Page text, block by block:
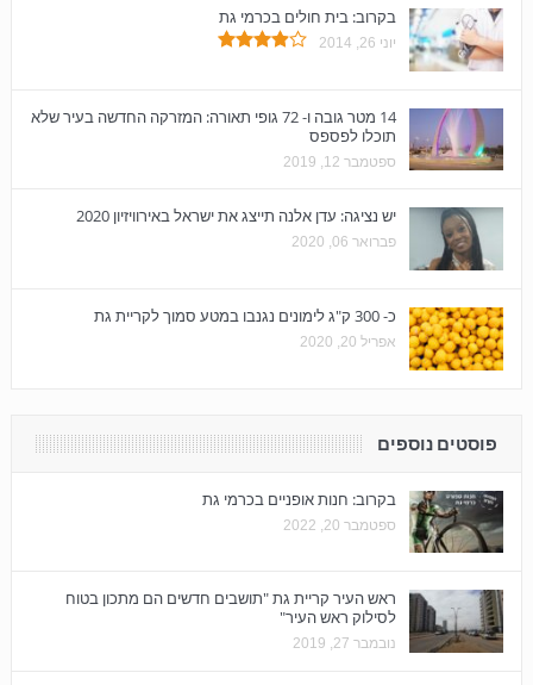
בקרוב: בית חולים בכרמי גת
יוני 26, 2014
14 מטר גובה ו- 72 גופי תאורה: המזרקה החדשה בעיר שלא
תוכלו לפספס
ספטמבר 12, 2019
יש נציגה: עדן אלנה תייצג את ישראל באירוויזיון 2020
פברואר 06, 2020
כ- 300 ק"ג לימונים נגנבו במטע סמוך לקריית גת
אפריל 20, 2020
פוסטים נוספים
בקרוב: חנות אופניים בכרמי גת
ספטמבר 20, 2022
ראש העיר קריית גת "תושבים חדשים הם מתכון בטוח
לסילוק ראש העיר"
נובמבר 27, 2019